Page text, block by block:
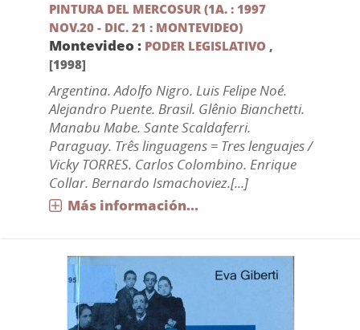
PINTURA DEL MERCOSUR (1A. : 1997
NOV.20 - DIC. 21 : MONTEVIDEO)
Montevideo : PODER LEGISLATIVO ,
[1998]
Argentina. Adolfo Nigro. Luis Felipe Noé.
Alejandro Puente. Brasil. Glênio Bianchetti.
Manabu Mabe. Sante Scaldaferri.
Paraguay. Três linguagens = Tres lenguajes /
Vicky TORRES. Carlos Colombino. Enrique
Collar. Bernardo Ismachoviez.[...]
Más información...